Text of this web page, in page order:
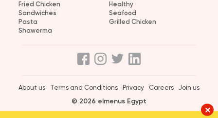
Fried Chicken
Healthy
Sandwiches
Seafood
Pasta
Grilled Chicken
Shawerma
About us Terms and Conditions Privacy Careers Join us
© 2026 elmenus Egypt